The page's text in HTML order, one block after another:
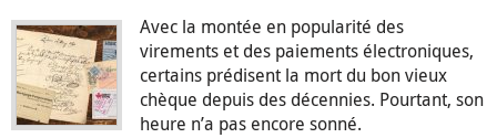
Avec la montée en popularité des
virements et des paiements électroniques,
certains prédisent la mort du bon vieux
chèque depuis des décennies. Pourtant, son
heure n’a pas encore sonné.